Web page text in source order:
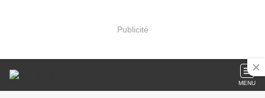
Publicité
MENU